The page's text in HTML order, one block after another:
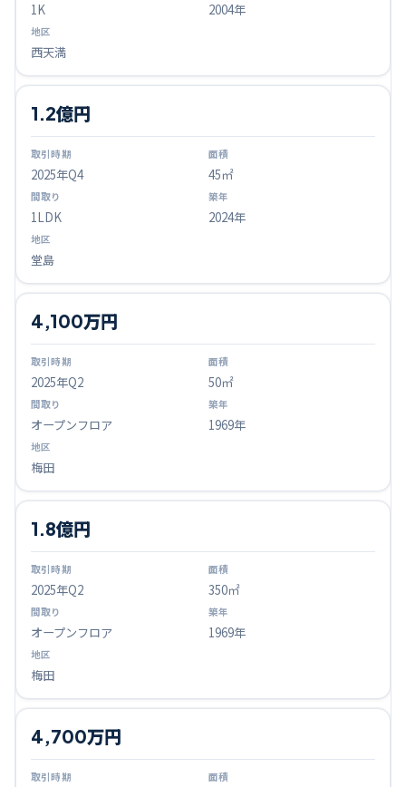
1K 2004年
西天満
2025年Q4
1.2億円
45㎡
1LDK 2024年
堂島
2025年Q2
4,100万円
50㎡
オープンフロア 1969年
梅田
2025年Q2
1.8億円
350㎡
オープンフロア 1969年
梅田
4,700万円